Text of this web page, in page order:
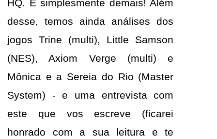
HQ. É simplesmente demais! Além
desse, temos ainda análises dos
jogos Trine (multi), Little Samson
(NES), Axiom Verge (multi) e
Mônica e a Sereia do Rio (Master
System) - e uma entrevista com
este que vos escreve (ficarei
honrado com a sua leitura e te